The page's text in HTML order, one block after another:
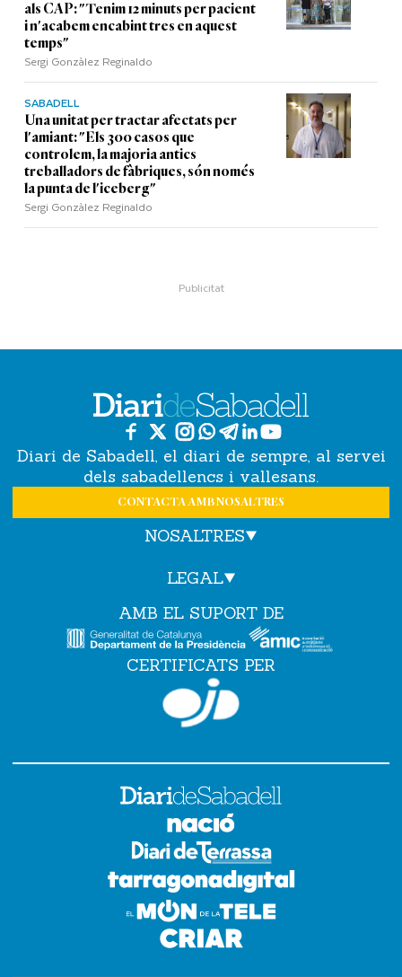
als CAP: "Tenim 12 minuts per pacient
i n'acabem encabint tres en aquest
temps"
Sergi Gonzàlez Reginaldo
SABADELL
Una unitat per tractar afectats per
l'amiant: "Els 300 casos que
controlem, la majoria antics
treballadors de fàbriques, són només
la punta de l'iceberg"
Sergi Gonzàlez Reginaldo
Diari de Sabadell, el diari de sempre, al servei
dels sabadellencs i vallesans.
CONTACTA AMB NOSALTRES
NOSALTRES
LEGAL
AMB EL SUPORT DE
CERTIFICATS PER